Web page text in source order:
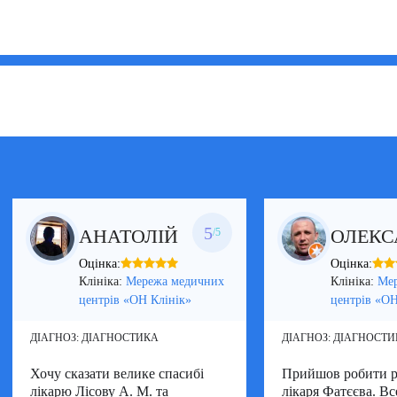
АНАТОЛІЙ 5/5
Оцінка:
Клініка: Мережа медичних
центрів «ОН Клінік»
ДІАГНОЗ:ДІАГНОСТИКА
Хочу сказати велике спасибі
лікарю Лісову А. М. та
Оцінка:
Клініка:
центрів
ДІАГНОЗ:
Прийшов робити
лікаря Фатєєва.